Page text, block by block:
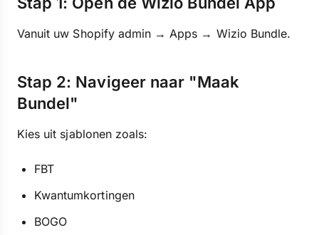
Vanuit uw Shopify admin → Apps → Wizio Bundle.
Stap 2: Navigeer naar "Maak
Bundel"
Kies uit sjablonen zoals:
FBT
Kwantumkortingen
BOGO